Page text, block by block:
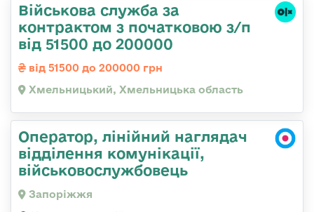
Військова служба за
контрактом з початковою з/п
від 51500 до 200000
від 51500 до 200000 грн
Хмельницький, Хмельницька область
Оператор, лінійний наглядач
відділення комунікації,
військовослужбовець
Запоріжжя